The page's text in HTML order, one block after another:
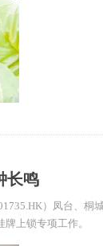
长鸣
）凤台、桐
上锁专项工作。